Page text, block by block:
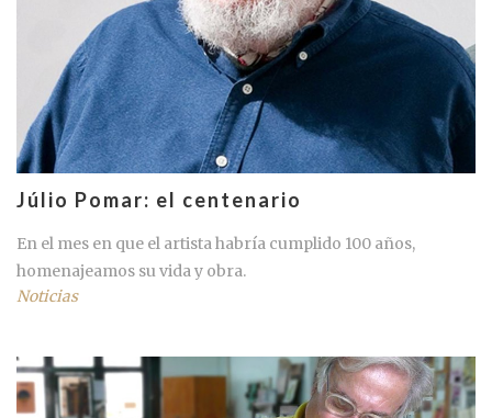
Júlio Pomar: el centenario
En el mes en que el artista habría cumplido 100 años,
homenajeamos su vida y obra.
Noticias